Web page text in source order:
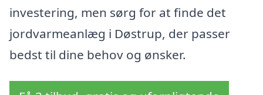
investering, men sørg for at finde det
jordvarmeanlæg i Døstrup, der passer
bedst til dine behov og ønsker.